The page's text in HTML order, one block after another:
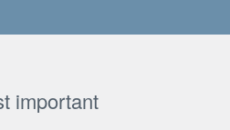
important